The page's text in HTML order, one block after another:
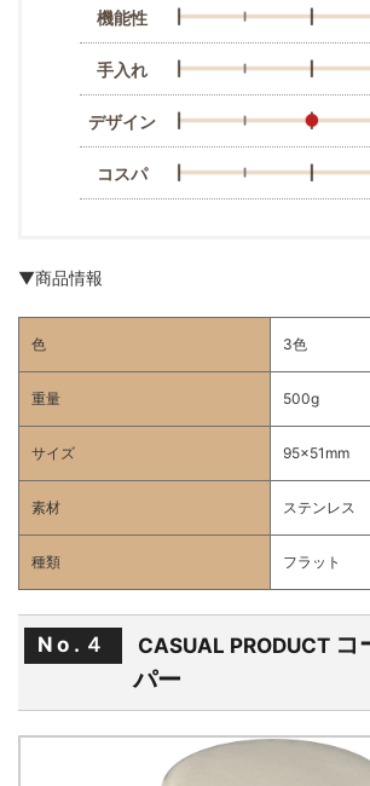
機能性
手入れ
デザイン
コスパ
▼商品情報
色 3色
重量 500g
サイズ 95x51mm
素材 ステンレス
種類 フラット
No.４ CASUAL PRODUCT コ
パー